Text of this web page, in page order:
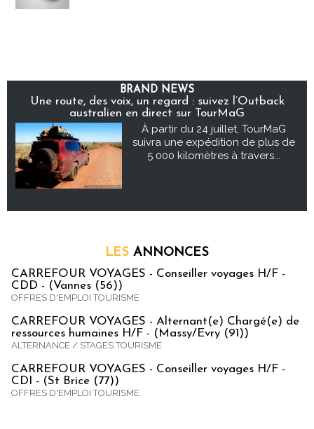
BRAND NEWS
Une route, des voix, un regard : suivez l’Outback
australien en direct sur TourMaG
À partir du 24 juillet, TourMaG
suivra une expédition de plus de
5 000 kilomètres à travers...
LES ANNONCES
CARREFOUR VOYAGES - Conseiller voyages H/F -
CDD - (Vannes (56))
OFFRES D'EMPLOI TOURISME
CARREFOUR VOYAGES - Alternant(e) Chargé(e) de
ressources humaines H/F - (Massy/Evry (91))
ALTERNANCE / STAGES TOURISME
CARREFOUR VOYAGES - Conseiller voyages H/F -
CDI - (St Brice (77))
OFFRES D'EMPLOI TOURISME